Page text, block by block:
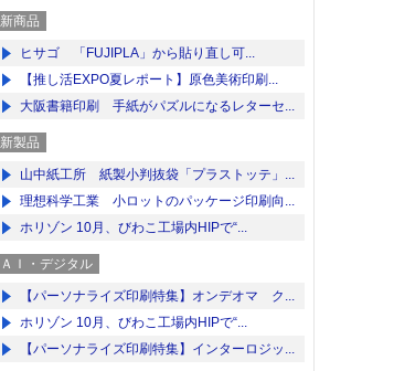
新商品
ヒサゴ 「FUJIPLA」から貼り直し可...
【推し活EXPO夏レポート】原色美術印刷...
大阪書籍印刷 手紙がパズルになるレターセ...
新製品
山中紙工所 紙製小判抜袋「プラストッテ」...
理想科学工業 小ロットのパッケージ印刷向...
ホリゾン 10月、びわこ工場内HIPで“...
ＡＩ・デジタル
【パーソナライズ印刷特集】オンデオマ ク...
ホリゾン 10月、びわこ工場内HIPで“...
【パーソナライズ印刷特集】インターロジッ...